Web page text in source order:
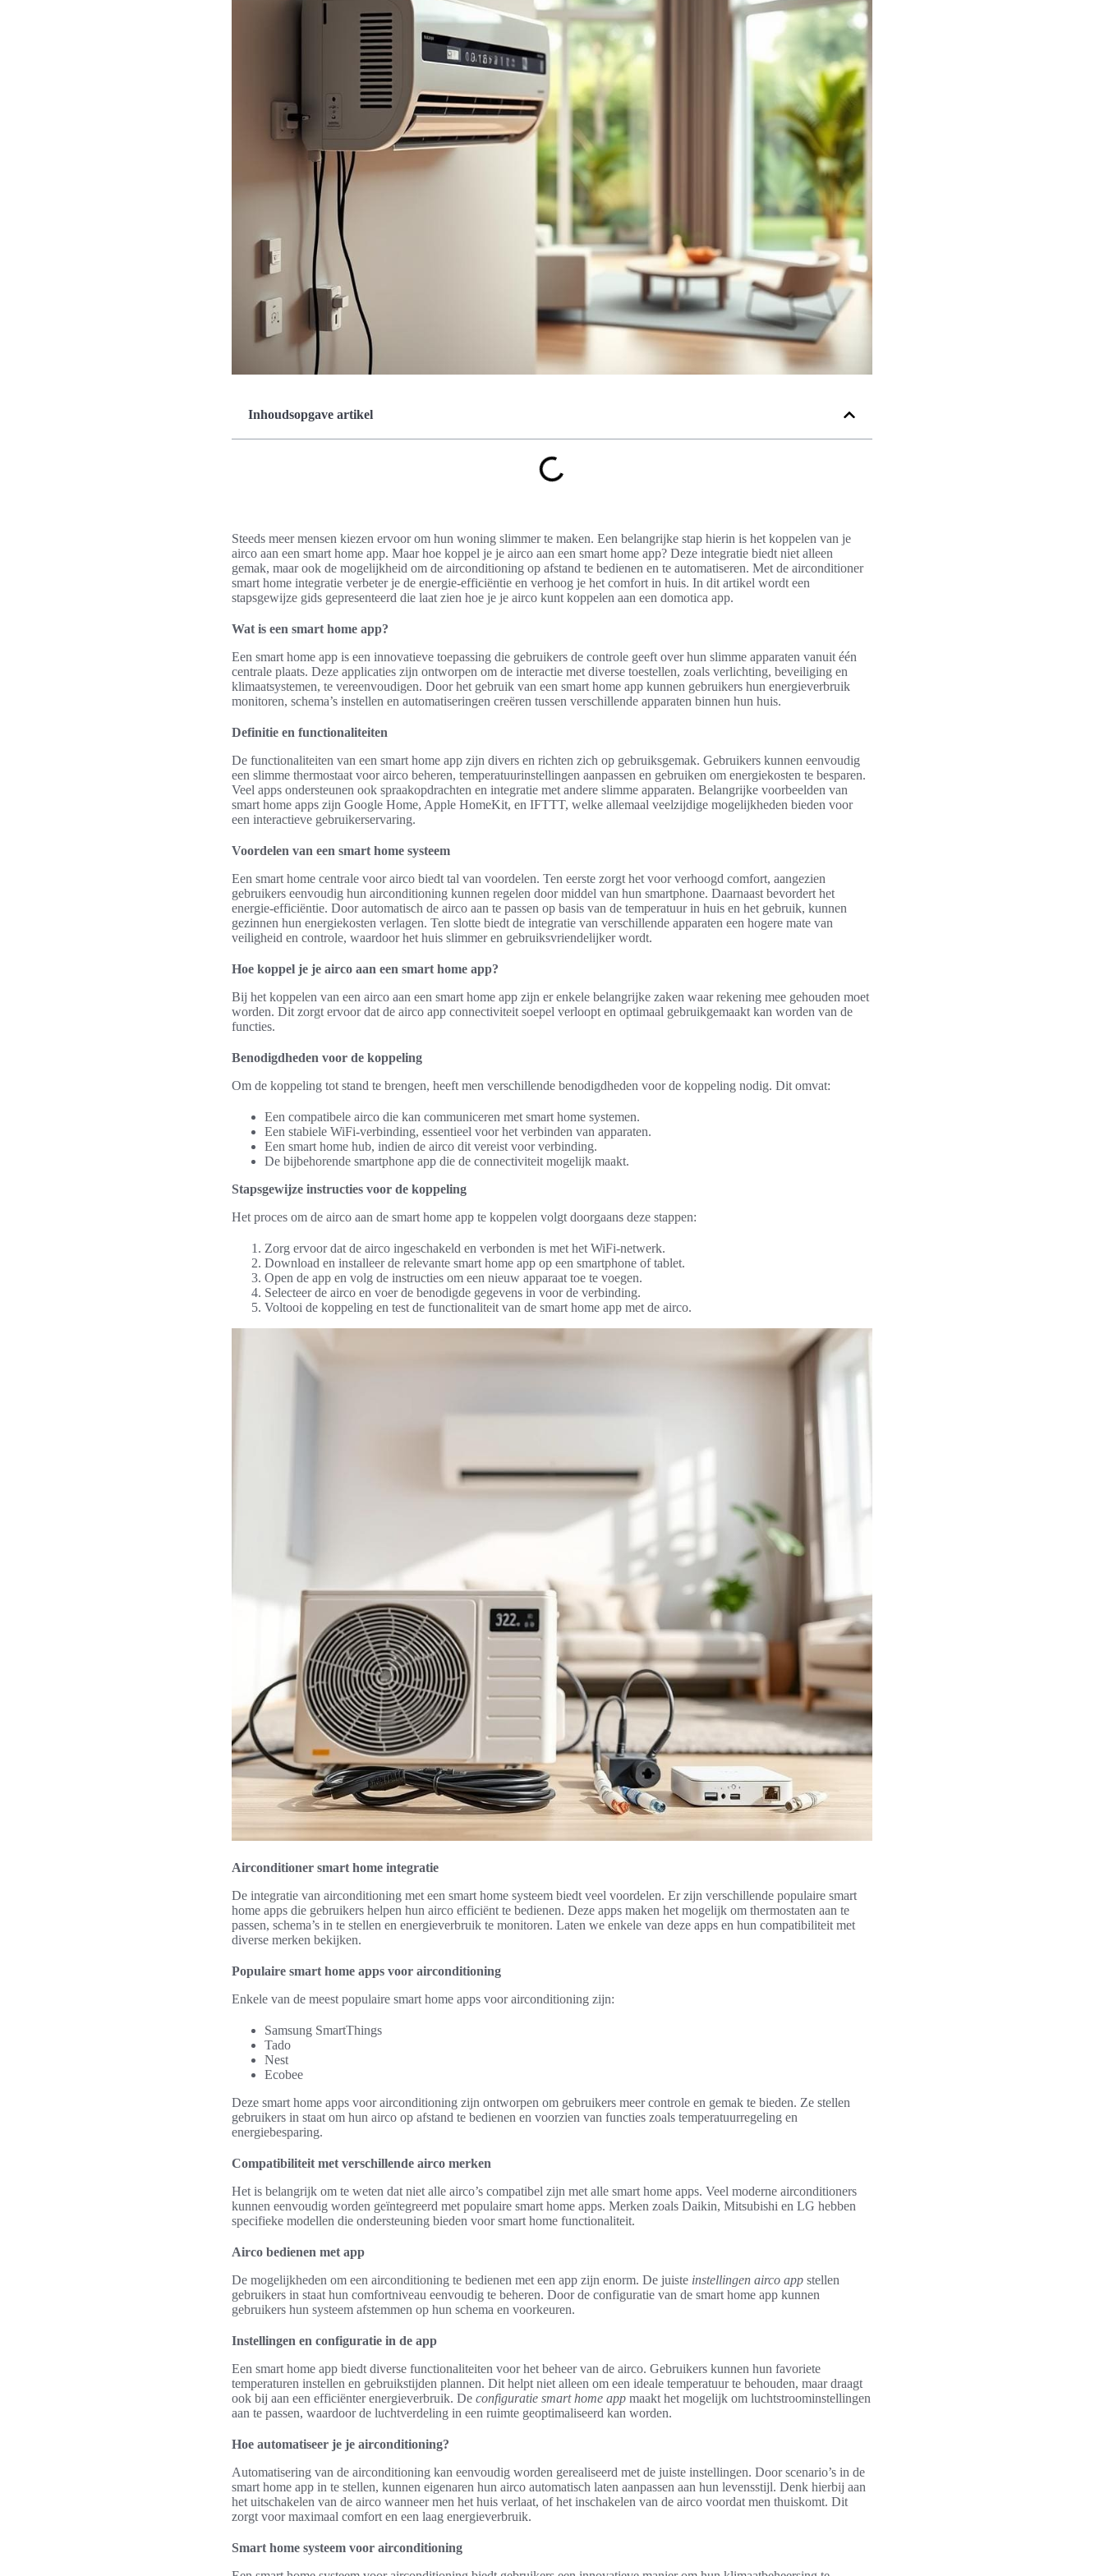
Inhoudsopgave artikel
Steeds meer mensen kiezen ervoor om hun woning slimmer te maken. Een belangrijke stap hierin is het koppelen van je
airco aan een smart home app. Maar hoe koppel je je airco aan een smart home app? Deze integratie biedt niet alleen
gemak, maar ook de mogelijkheid om de airconditioning op afstand te bedienen en te automatiseren. Met de airconditioner
smart home integratie verbeter je de energie-efficiëntie en verhoog je het comfort in huis. In dit artikel wordt een
stapsgewijze gids gepresenteerd die laat zien hoe je je airco kunt koppelen aan een domotica app.
Wat is een smart home app?
Een smart home app is een innovatieve toepassing die gebruikers de controle geeft over hun slimme apparaten vanuit één
centrale plaats. Deze applicaties zijn ontworpen om de interactie met diverse toestellen, zoals verlichting, beveiliging en
klimaatsystemen, te vereenvoudigen. Door het gebruik van een smart home app kunnen gebruikers hun energieverbruik
monitoren, schema’s instellen en automatiseringen creëren tussen verschillende apparaten binnen hun huis.
Definitie en functionaliteiten
De functionaliteiten van een smart home app zijn divers en richten zich op gebruiksgemak. Gebruikers kunnen eenvoudig
een slimme thermostaat voor airco beheren, temperatuurinstellingen aanpassen en gebruiken om energiekosten te besparen.
Veel apps ondersteunen ook spraakopdrachten en integratie met andere slimme apparaten. Belangrijke voorbeelden van
smart home apps zijn Google Home, Apple HomeKit, en IFTTT, welke allemaal veelzijdige mogelijkheden bieden voor
een interactieve gebruikerservaring.
Voordelen van een smart home systeem
Een smart home centrale voor airco biedt tal van voordelen. Ten eerste zorgt het voor verhoogd comfort, aangezien
gebruikers eenvoudig hun airconditioning kunnen regelen door middel van hun smartphone. Daarnaast bevordert het
energie-efficiëntie. Door automatisch de airco aan te passen op basis van de temperatuur in huis en het gebruik, kunnen
gezinnen hun energiekosten verlagen. Ten slotte biedt de integratie van verschillende apparaten een hogere mate van
veiligheid en controle, waardoor het huis slimmer en gebruiksvriendelijker wordt.
Hoe koppel je je airco aan een smart home app?
Bij het koppelen van een airco aan een smart home app zijn er enkele belangrijke zaken waar rekening mee gehouden moet
worden. Dit zorgt ervoor dat de airco app connectiviteit soepel verloopt en optimaal gebruikgemaakt kan worden van de
functies.
Benodigdheden voor de koppeling
Om de koppeling tot stand te brengen, heeft men verschillende benodigdheden voor de koppeling nodig. Dit omvat:
Een compatibele airco die kan communiceren met smart home systemen.
Een stabiele WiFi-verbinding, essentieel voor het verbinden van apparaten.
Een smart home hub, indien de airco dit vereist voor verbinding.
De bijbehorende smartphone app die de connectiviteit mogelijk maakt.
Stapsgewijze instructies voor de koppeling
Het proces om de airco aan de smart home app te koppelen volgt doorgaans deze stappen:
Zorg ervoor dat de airco ingeschakeld en verbonden is met het WiFi-netwerk.
Download en installeer de relevante smart home app op een smartphone of tablet.
Open de app en volg de instructies om een nieuw apparaat toe te voegen.
Selecteer de airco en voer de benodigde gegevens in voor de verbinding.
Voltooi de koppeling en test de functionaliteit van de smart home app met de airco.
Airconditioner smart home integratie
De integratie van airconditioning met een smart home systeem biedt veel voordelen. Er zijn verschillende populaire smart
home apps die gebruikers helpen hun airco efficiënt te bedienen. Deze apps maken het mogelijk om thermostaten aan te
passen, schema’s in te stellen en energieverbruik te monitoren. Laten we enkele van deze apps en hun compatibiliteit met
diverse merken bekijken.
Populaire smart home apps voor airconditioning
Enkele van de meest populaire smart home apps voor airconditioning zijn:
Samsung SmartThings
Tado
Nest
Ecobee
Deze smart home apps voor airconditioning zijn ontworpen om gebruikers meer controle en gemak te bieden. Ze stellen
gebruikers in staat om hun airco op afstand te bedienen en voorzien van functies zoals temperatuurregeling en
energiebesparing.
Compatibiliteit met verschillende airco merken
Het is belangrijk om te weten dat niet alle airco’s compatibel zijn met alle smart home apps. Veel moderne airconditioners
kunnen eenvoudig worden geïntegreerd met populaire smart home apps. Merken zoals Daikin, Mitsubishi en LG hebben
specifieke modellen die ondersteuning bieden voor smart home functionaliteit.
Airco bedienen met app
De mogelijkheden om een airconditioning te bedienen met een app zijn enorm. De juiste instellingen airco app stellen
gebruikers in staat hun comfortniveau eenvoudig te beheren. Door de configuratie van de smart home app kunnen
gebruikers hun systeem afstemmen op hun schema en voorkeuren.
Instellingen en configuratie in de app
Een smart home app biedt diverse functionaliteiten voor het beheer van de airco. Gebruikers kunnen hun favoriete
temperaturen instellen en gebruikstijden plannen. Dit helpt niet alleen om een ideale temperatuur te behouden, maar draagt
ook bij aan een efficiënter energieverbruik. De configuratie smart home app maakt het mogelijk om luchtstroominstellingen
aan te passen, waardoor de luchtverdeling in een ruimte geoptimaliseerd kan worden.
Hoe automatiseer je je airconditioning?
Automatisering van de airconditioning kan eenvoudig worden gerealiseerd met de juiste instellingen. Door scenario’s in de
smart home app in te stellen, kunnen eigenaren hun airco automatisch laten aanpassen aan hun levensstijl. Denk hierbij aan
het uitschakelen van de airco wanneer men het huis verlaat, of het inschakelen van de airco voordat men thuiskomt. Dit
zorgt voor maximaal comfort en een laag energieverbruik.
Smart home systeem voor airconditioning